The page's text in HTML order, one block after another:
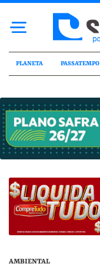
PLANETA PASSATEMPO
AMBIENTAL